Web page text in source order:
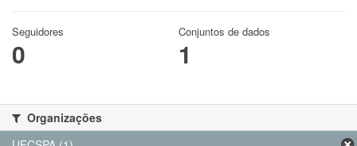
Seguidores
0
Conjuntos de dados
1
Organizações